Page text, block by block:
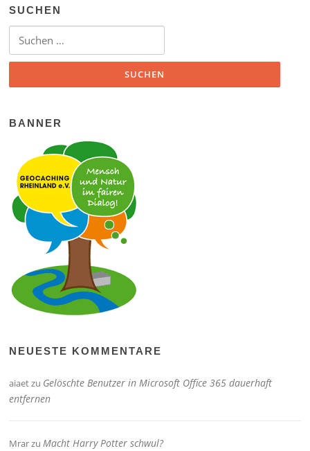
SUCHEN
Suchen nach:
BANNER
NEUESTE KOMMENTARE
aiaetzu Gelöschte Benutzer in Microsoft Office 365 dauerhaft
entfernen
Mrarzu Macht Harry Potter schwul?